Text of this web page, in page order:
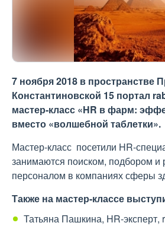
7 ноября 2018 в пространстве
Константиновской 15 портал
мастер-класс «HR в фарм:
вместо «волшебной таблетки».
Мастер-класс посетили HR-
занимаются поиском, подбором и
персоналом в компаниях сферы
Также на мастер-классе
Татьяна Пашкина, HR-эксперт,